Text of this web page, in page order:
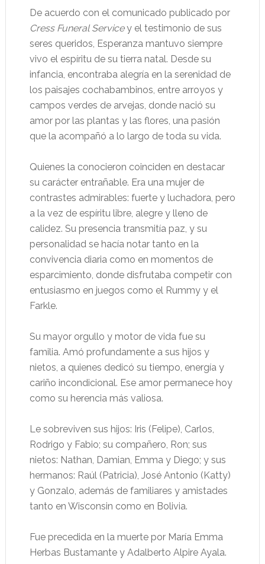
De acuerdo con el comunicado publicado por
Cress Funeral Servicey el testimonio de sus
seres queridos, Esperanza mantuvo siempre
vivo el espíritu de su tierra natal. Desde su
infancia, encontraba alegría en la serenidad de
los paisajes cochabambinos, entre arroyos y
campos verdes de arvejas, donde nació su
amor por las plantas y las flores, una pasión
que la acompañó a lo largo de toda su vida.
Quienes la conocieron coinciden en destacar
su carácter entrañable. Era una mujer de
contrastes admirables: fuerte y luchadora, pero
a la vez de espíritu libre, alegre y lleno de
calidez. Su presencia transmitía paz, y su
personalidad se hacía notar tanto en la
convivencia diaria como en momentos de
esparcimiento, donde disfrutaba competir con
entusiasmo en juegos como el Rummy y el
Farkle.
Su mayor orgullo y motor de vida fue su
familia. Amó profundamente a sus hijos y
nietos, a quienes dedicó su tiempo, energía y
cariño incondicional. Ese amor permanece hoy
como su herencia más valiosa.
Le sobreviven sus hijos: Iris (Felipe), Carlos,
Rodrigo y Fabio; su compañero, Ron; sus
nietos: Nathan, Damian, Emma y Diego; y sus
hermanos: Raúl (Patricia), José Antonio (Katty)
y Gonzalo, además de familiares y amistades
tanto en Wisconsin como en Bolivia.
Fue precedida en la muerte por María Emma
Herbas Bustamante y Adalberto Alpire Ayala.